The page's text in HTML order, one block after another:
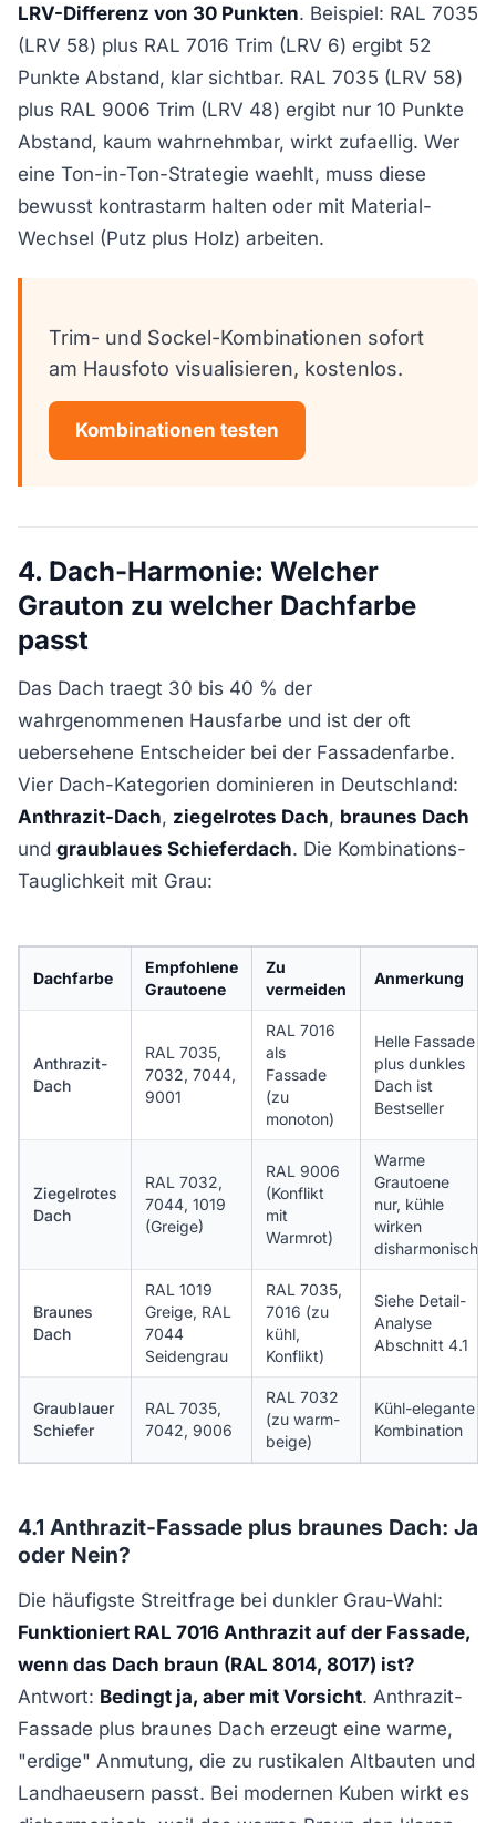
LRV-Differenz von 30 Punkten. Beispiel: RAL 7035
(LRV 58) plus RAL 7016 Trim (LRV 6) ergibt 52
Punkte Abstand, klar sichtbar. RAL 7035 (LRV 58)
plus RAL 9006 Trim (LRV 48) ergibt nur 10 Punkte
Abstand, kaum wahrnehmbar, wirkt zufaellig. Wer
eine Ton-in-Ton-Strategie waehlt, muss diese
bewusst kontrastarm halten oder mit Material-
Wechsel (Putz plus Holz) arbeiten.
Trim- und Sockel-Kombinationen sofort
am Hausfoto visualisieren, kostenlos.
Kombinationen testen
4. Dach-Harmonie: Welcher
Grauton zu welcher Dachfarbe
passt
Das Dach traegt 30 bis 40 % der
wahrgenommenen Hausfarbe und ist der oft
uebersehene Entscheider bei der Fassadenfarbe.
Vier Dach-Kategorien dominieren in Deutschland:
Anthrazit-Dach, ziegelrotes Dach, braunes Dach
und graublaues Schieferdach. Die Kombinations-
Tauglichkeit mit Grau:
Dachfarbe
Empfohlene
Grautoene
Zu
vermeiden
Anmerkung
Anthrazit-
Dach
RAL 7035,
7032, 7044,
9001
RAL 7016
als
Fassade
(zu
monoton)
Helle Fassade
plus dunkles
Dach ist
Bestseller
Ziegelrotes
Dach
RAL 7032,
7044, 1019
(Greige)
RAL 9006
(Konflikt
mit
Warmrot)
Warme
Grautoene
nur, kühle
wirken
disharmonisch
Braunes
Dach
RAL 1019
Greige, RAL
7044
Seidengrau
RAL 7035,
7016 (zu
kühl,
Konflikt)
Siehe Detail-
Analyse
Abschnitt 4.1
Graublauer
Schiefer
RAL 7035,
7042, 9006
RAL 7032
(zu warm-
beige)
Kühl-elegante
Kombination
4.1 Anthrazit-Fassade plus braunes Dach: Ja
oder Nein?
Die häufigste Streitfrage bei dunkler Grau-Wahl:
Funktioniert RAL 7016 Anthrazit auf der Fassade,
wenn das Dach braun (RAL 8014, 8017) ist?
Antwort: Bedingt ja, aber mit Vorsicht. Anthrazit-
Fassade plus braunes Dach erzeugt eine warme,
"erdige" Anmutung, die zu rustikalen Altbauten und
Landhaeusern passt. Bei modernen Kuben wirkt es